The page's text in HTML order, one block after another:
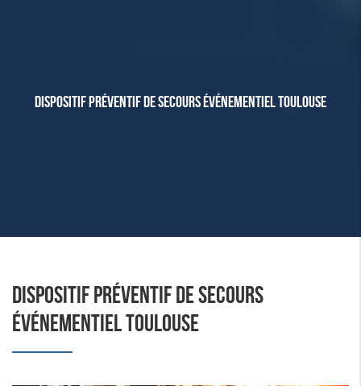
DISPOSITIF PRÉVENTIF DE SECOURS ÉVÉNEMENTIEL TOULOUSE
DISPOSITIF PRÉVENTIF DE SECOURS
ÉVÉNEMENTIEL TOULOUSE